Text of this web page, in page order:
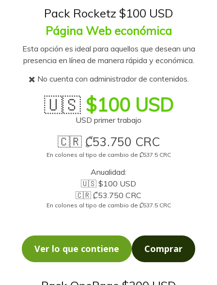
Pack Rocketz $100 USD
Página Web económica
Esta opción es ideal para aquellos que desean una
presencia en línea de manera rápida y económica.
✖️ No cuenta con administrador de contenidos.
🇺🇸 $100 USD
USD primer trabajo
🇨🇷 ₡53.750 CRC
En colones al tipo de cambio de ₡537.5 CRC
Anualidad:
🇺🇸 $100 USD
🇨🇷 ₡53.750 CRC
En colones al tipo de cambio de ₡537.5 CRC
Ver lo que contiene Comprar